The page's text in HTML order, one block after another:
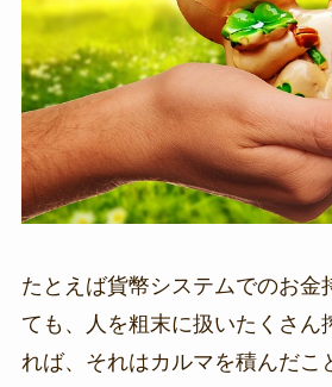
たとえば貨幣システムでのお金
ても、人を粗末に扱いたくさん
れば、それはカルマを積んだこ